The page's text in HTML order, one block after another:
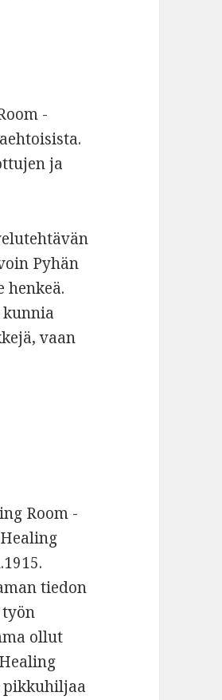
-
ja
Pyhän
henkeä.
vaan
Room -
tiedon
ollut
pikkuhiljaa